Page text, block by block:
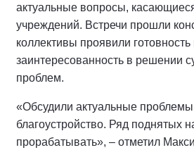
актуальные вопросы,
учреждений. Встречи прошли
коллективы проявили готовность
заинтересованность в решении
проблем.
«Обсудили актуальные
благоустройство. Ряд поднятых
прорабатывать», – отметил